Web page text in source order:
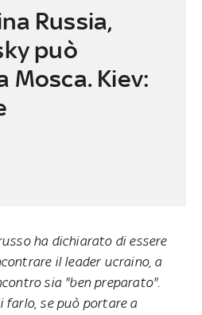
Russia,
può
Mosca. Kiev:
ha dichiarato di essere
il leader ucraino, a
sia "ben preparato".
se può portare a